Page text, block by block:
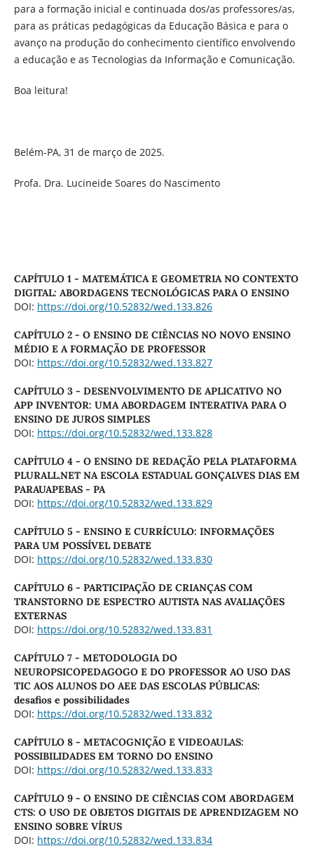
para a formação inicial e continuada dos/as professores/as,
para as práticas pedagógicas da Educação Básica e para o
avanço na produção do conhecimento científico envolvendo
a educação e as Tecnologias da Informação e Comunicação.
Boa leitura!
Belém-PA, 31 de março de 2025.
Profa. Dra. Lucineide Soares do Nascimento
CAPÍTULO 1 - MATEMÁTICA E GEOMETRIA NO CONTEXTO
DIGITAL: ABORDAGENS TECNOLÓGICAS PARA O ENSINO
DOI: https://doi.org/10.52832/wed.133.826
CAPÍTULO 2 - O ENSINO DE CIÊNCIAS NO NOVO ENSINO
MÉDIO E A FORMAÇÃO DE PROFESSOR
DOI: https://doi.org/10.52832/wed.133.827
CAPÍTULO 3 - DESENVOLVIMENTO DE APLICATIVO NO
APP INVENTOR: UMA ABORDAGEM INTERATIVA PARA O
ENSINO DE JUROS SIMPLES
DOI: https://doi.org/10.52832/wed.133.828
CAPÍTULO 4 - O ENSINO DE REDAÇÃO PELA PLATAFORMA
PLURALL.NET NA ESCOLA ESTADUAL GONÇALVES DIAS EM
PARAUAPEBAS - PA
DOI: https://doi.org/10.52832/wed.133.829
CAPÍTULO 5 - ENSINO E CURRÍCULO: INFORMAÇÕES
PARA UM POSSÍVEL DEBATE
DOI: https://doi.org/10.52832/wed.133.830
CAPÍTULO 6 - PARTICIPAÇÃO DE CRIANÇAS COM
TRANSTORNO DE ESPECTRO AUTISTA NAS AVALIAÇÕES
EXTERNAS
DOI: https://doi.org/10.52832/wed.133.831
CAPÍTULO 7 - METODOLOGIA DO
NEUROPSICOPEDAGOGO E DO PROFESSOR AO USO DAS
TIC AOS ALUNOS DO AEE DAS ESCOLAS PÚBLICAS:
desafios e possibilidades
DOI: https://doi.org/10.52832/wed.133.832
CAPÍTULO 8 - METACOGNIÇÃO E VIDEOAULAS:
POSSIBILIDADES EM TORNO DO ENSINO
DOI: https://doi.org/10.52832/wed.133.833
CAPÍTULO 9 - O ENSINO DE CIÊNCIAS COM ABORDAGEM
CTS: O USO DE OBJETOS DIGITAIS DE APRENDIZAGEM NO
ENSINO SOBRE VÍRUS
DOI: https://doi.org/10.52832/wed.133.834